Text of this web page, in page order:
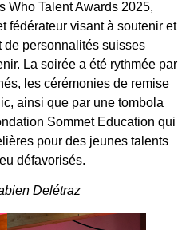
Who Talent Awards 2025,
fédérateur visant à soutenir et
de personnalités suisses
La soirée a été rythmée par
les cérémonies de remise
ainsi que par une tombola
Sommet Education qui
pour des jeunes talents
défavorisés.
Delétraz